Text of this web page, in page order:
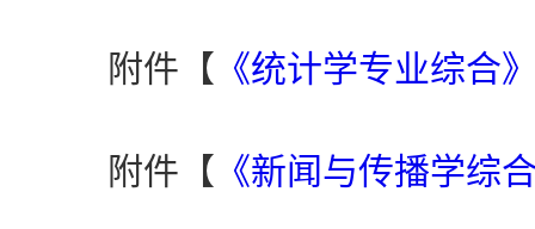
附件【 《统计学专业综合
附件【 《新闻与传播学综